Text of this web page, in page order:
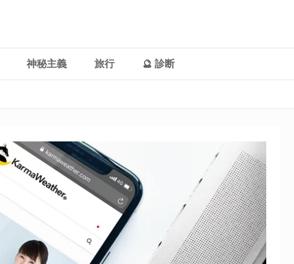
神秘主義 旅行 🔮 診断